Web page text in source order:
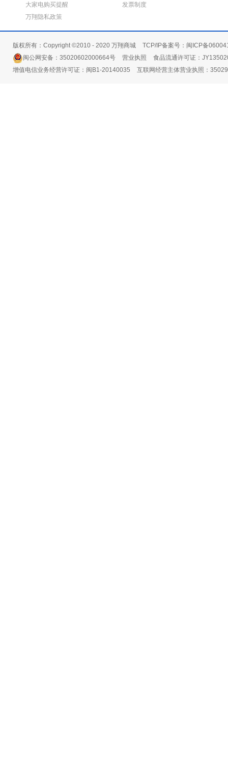
大家电购买提醒
万翔隐私政策
发票制度
版权所有：Copyright ©2010 - 2020 万翔商城
TCP/IP备案号：闽ICP备
闽公网安备：35020602000664号
营业执照
食品流通许可证：
增值电信业务经营许可证：闽B1-20140035
互联网经营主体营业执照：